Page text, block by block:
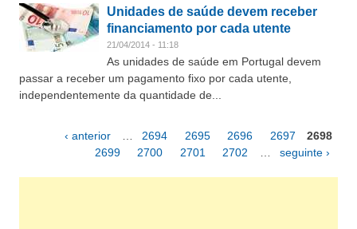
Unidades de saúde devem receber
financiamento por cada utente
21/04/2014 - 11:18
As unidades de saúde em Portugal devem
passar a receber um pagamento fixo por cada utente,
independentemente da quantidade de...
Páginas‹ anterior 2694 2695 2696 2697
2698
2699
2700 2701 2702 seguinte ›